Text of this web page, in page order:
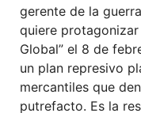
gerente de la
quiere protagonizar
Global” el 8 de
un plan represivo
mercantiles que
putrefacto. Es la